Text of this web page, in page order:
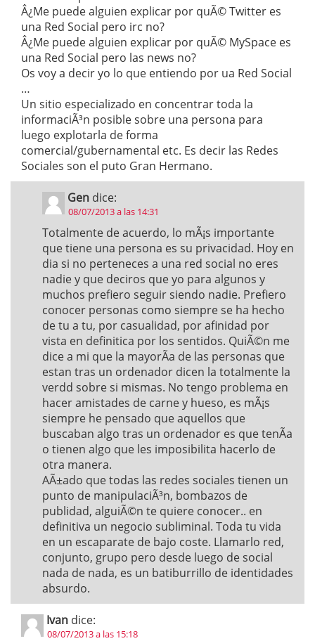
Â¿Me puede alguien explicar por quÃ© Twitter es
una Red Social pero irc no?
Â¿Me puede alguien explicar por quÃ© MySpace es
una Red Social pero las news no?
Os voy a decir yo lo que entiendo por ua Red Social
…
Un sitio especializado en concentrar toda la
informaciÃ³n posible sobre una persona para
luego explotarla de forma
comercial/gubernamental etc. Es decir las Redes
Sociales son el puto Gran Hermano.
Gen dice:
08/07/2013 a las 14:31
Totalmente de acuerdo, lo mÃ¡s importante
que tiene una persona es su privacidad. Hoy en
dia si no perteneces a una red social no eres
nadie y que deciros que yo para algunos y
muchos prefiero seguir siendo nadie. Prefiero
conocer personas como siempre se ha hecho
de tu a tu, por casualidad, por afinidad por
vista en definitica por los sentidos. QuiÃ©n me
dice a mi que la mayorÃ­a de las personas que
estan tras un ordenador dicen la totalmente la
verdd sobre si mismas. No tengo problema en
hacer amistades de carne y hueso, es mÃ¡s
siempre he pensado que aquellos que
buscaban algo tras un ordenador es que tenÃ­a
o tienen algo que les imposibilita hacerlo de
otra manera.
AÃ±ado que todas las redes sociales tienen un
punto de manipulaciÃ³n, bombazos de
publidad, alguiÃ©n te quiere conocer.. en
definitiva un negocio subliminal. Toda tu vida
en un escaparate de bajo coste. Llamarlo red,
conjunto, grupo pero desde luego de social
nada de nada, es un batiburrillo de identidades
absurdo.
Ivan dice:
08/07/2013 a las 15:18